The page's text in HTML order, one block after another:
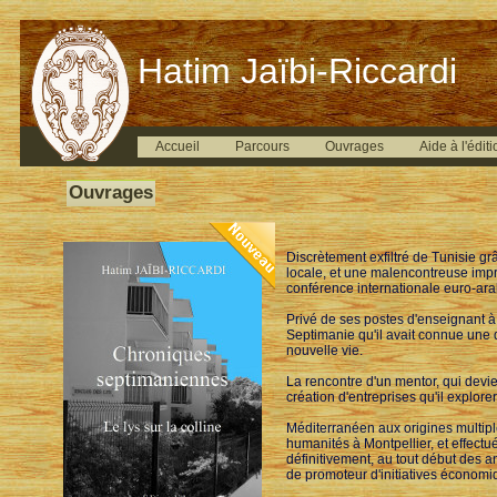
Hatim Jaïbi-Riccardi
Accueil Parcours Ouvrages Aide à
Ouvrages
Discrètement exfiltré de Tunisie
locale, et une malencontreuse
conférence internationale euro-
Privé de ses postes d'enseignant
Septimanie qu'il avait connue une
nouvelle vie.
La rencontre d'un mentor, qui
création d'entreprises qu'il
Méditerranéen aux origines
humanités à Montpellier, et
définitivement, au tout début des
de promoteur d'initiatives